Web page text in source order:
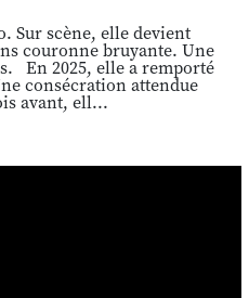
Sur scène, elle devient
couronne bruyante. Une
En 2025, elle a remporté
consécration attendue
avant, ell...